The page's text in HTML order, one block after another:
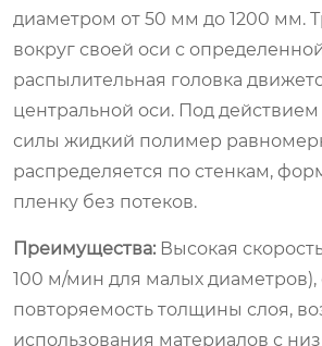
диаметром от 50 мм до 1200 мм.
вокруг своей оси с
распылительная головка
центральной оси. Под
силы жидкий полимер
распределяется по стенкам,
пленку без потеков.
Преимущества: Высокая
100 м/мин для малых диаметров),
повторяемость толщины слоя,
использования материалов с